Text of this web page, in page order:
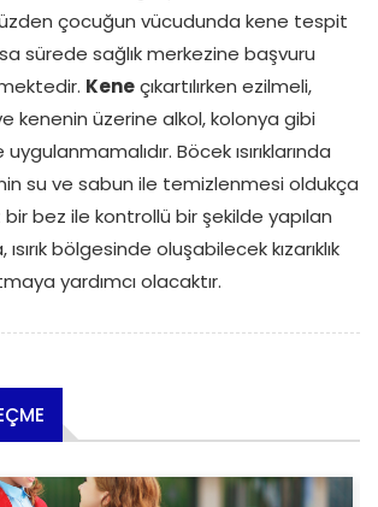
çocuğun vücudunda kene tespit
sürede sağlık merkezine başvuru
Keneçıkartılırken ezilmeli,
kenenin üzerine alkol, kolonya gibi
Böcek ısırıklarında
su ve sabun ile temizlenmesi oldukça
bez ile kontrollü bir şekilde yapılan
bölgesinde oluşabilecek kızarıklık
yardımcı olacaktır.